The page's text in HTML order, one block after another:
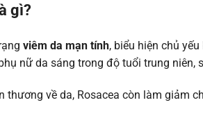
gì?
viêm da mạn tính, biểu hiện chủ
nữ da sáng trong độ tuổi trung
thương về da, Rosacea còn làm giảm